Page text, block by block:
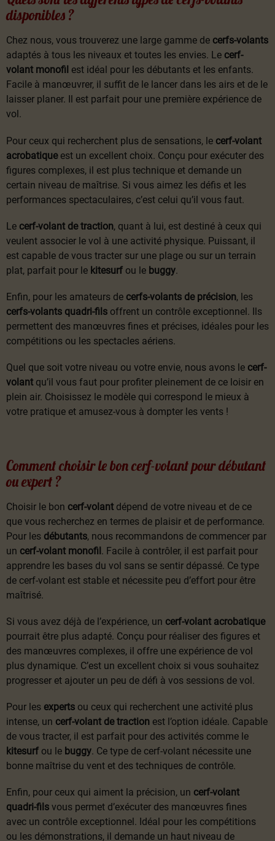
disponibles ?
Chez nous, vous trouverez une large gamme de cerfs-volants
adaptés à tous les niveaux et toutes les envies. Le cerf-
volant monofil est idéal pour les débutants et les enfants.
Facile à manœuvrer, il suffit de le lancer dans les airs et de le
laisser planer. Il est parfait pour une première expérience de
vol.
Pour ceux qui recherchent plus de sensations, le cerf-volant
acrobatiqueest un excellent choix. Conçu pour exécuter des
figures complexes, il est plus technique et demande un
certain niveau de maîtrise. Si vous aimez les défis et les
performances spectaculaires, c’est celui qu’il vous faut.
Le cerf-volant de traction, quant à lui, est destiné à ceux qui
veulent associer le vol à une activité physique. Puissant, il
est capable de vous tracter sur une plage ou sur un terrain
plat, parfait pour le kitesurf ou le buggy.
Enfin, pour les amateurs de cerfs-volants de précision, les
cerfs-volants quadri-fils offrent un contrôle exceptionnel. Ils
permettent des manœuvres fines et précises, idéales pour les
compétitions ou les spectacles aériens.
Quel que soit votre niveau ou votre envie, nous avons le cerf-
volant qu’il vous faut pour profiter pleinement de ce loisir en
plein air. Choisissez le modèle qui correspond le mieux à
votre pratique et amusez-vous à dompter les vents !
Comment choisir le bon cerf-volant pour débutant
ou expert ?
Choisir le bon cerf-volant dépend de votre niveau et de ce
que vous recherchez en termes de plaisir et de performance.
Pour les débutants, nous recommandons de commencer par
un cerf-volant monofil . Facile à contrôler, il est parfait pour
apprendre les bases du vol sans se sentir dépassé. Ce type
de cerf-volant est stable et nécessite peu d’effort pour être
maîtrisé.
Si vous avez déjà de l’expérience, un cerf-volant acrobatique
pourrait être plus adapté. Conçu pour réaliser des figures et
des manœuvres complexes, il offre une expérience de vol
plus dynamique. C’est un excellent choix si vous souhaitez
progresser et ajouter un peu de défi à vos sessions de vol.
Pour les experts ou ceux qui recherchent une activité plus
intense, un cerf-volant de traction est l’option idéale. Capable
de vous tracter, il est parfait pour des activités comme le
kitesurf ou le buggy. Ce type de cerf-volant nécessite une
bonne maîtrise du vent et des techniques de contrôle.
Enfin, pour ceux qui aiment la précision, un cerf-volant
quadri-fils vous permet d’exécuter des manœuvres fines
avec un contrôle exceptionnel. Idéal pour les compétitions
ou les démonstrations, il demande un haut niveau de